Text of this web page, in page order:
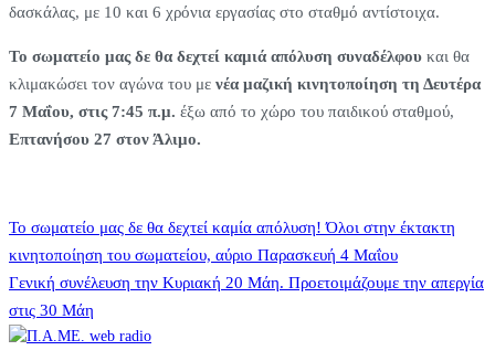
δασκάλας, με 10 και 6 χρόνια εργασίας στο σταθμό αντίστοιχα.
Το σωματείο μας δε θα δεχτεί καμιά απόλυση συναδέλφου και θα
κλιμακώσει τον αγώνα του με νέα μαζική κινητοποίηση τη Δευτέρα
7 Μαΐου, στις 7:45 π.μ. έξω από το χώρο του παιδικού σταθμού,
Επτανήσου 27 στον Άλιμο.
Πλοήγηση
άρθρων
Το σωματείο μας δε θα δεχτεί καμία απόλυση! Όλοι στην έκτακτη
κινητοποίηση του σωματείου, αύριο Παρασκευή 4 Μαΐου
Γενική συνέλευση την Κυριακή 20 Μάη. Προετοιμάζουμε την απεργία
στις 30 Μάη